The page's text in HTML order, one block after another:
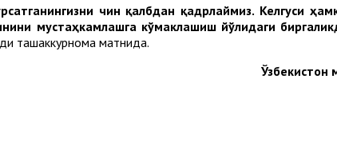
чин қалбдан қадрлаймиз. Келгуси
мустаҳкамлашга кўмаклашиш йўлидаги
ташаккурнома матнида.
Ўзбекистон